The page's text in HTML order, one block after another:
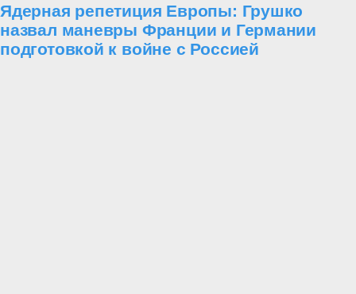
Ядерная репетиция Европы: Грушко
назвал маневры Франции и Германии
подготовкой к войне с Россией